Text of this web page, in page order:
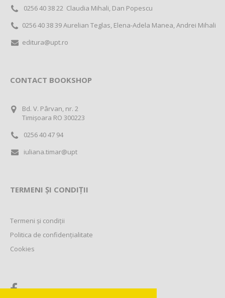
0256 40 38 22 Claudia Mihali, Dan Popescu
0256 40 38 39 Aurelian Teglas, Elena-Adela Manea, Andrei Mihali
editura@upt.ro
CONTACT BOOKSHOP
Bd. V. Pârvan, nr. 2
Timișoara RO 300223
0256 40 47 94
iuliana.timar@upt
TERMENI ȘI CONDIȚII
Termeni și condiții
Politica de confidențialitate
Cookies